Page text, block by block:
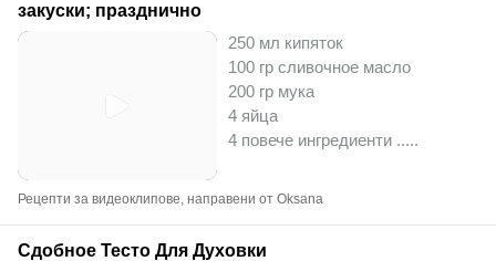
закуски; празднично
250 мл кипяток
100 гр сливочное масло
200 гр мука
4 яйца
4 повече ингредиенти .....
Рецепти за видеоклипове, направени от Oksana
Сдобное Тесто Для Духовки